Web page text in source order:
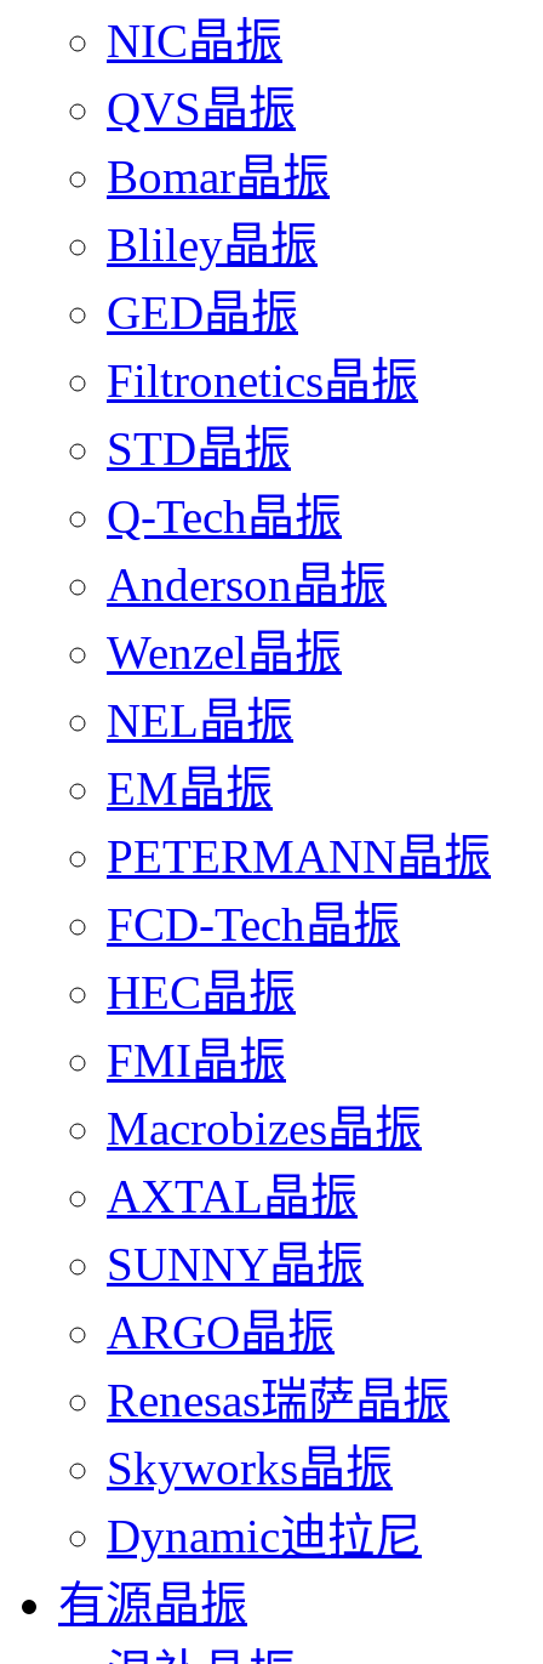
NIC晶振
QVS晶振
Bomar晶振
Bliley晶振
GED晶振
Filtronetics晶振
STD晶振
Q-Tech晶振
Anderson晶振
Wenzel晶振
NEL晶振
EM晶振
PETERMANN晶振
FCD-Tech晶振
HEC晶振
FMI晶振
Macrobizes晶振
AXTAL晶振
SUNNY晶振
ARGO晶振
Renesas瑞萨晶振
Skyworks晶振
Dynamic迪拉尼
有源晶振